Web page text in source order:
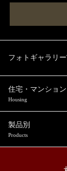
フォトギャラリー
住宅・マンション
Housing
製品別
Products